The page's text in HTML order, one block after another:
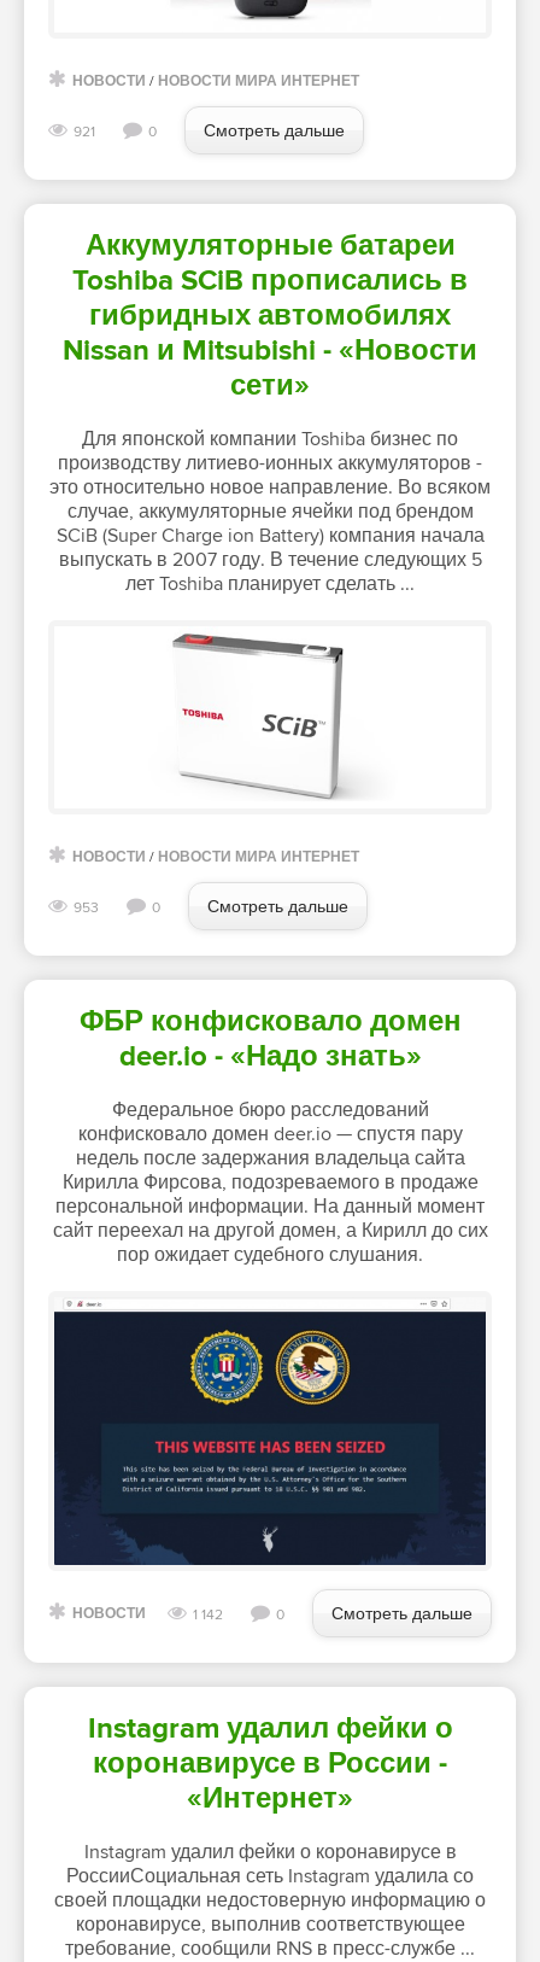
НОВОСТИ / НОВОСТИ МИРА ИНТЕРНЕТ
921 0 Смотреть дальше
Аккумуляторные батареи
Toshiba SCiB прописались в
гибридных автомобилях
Nissan и Mitsubishi - «Новости
сети»
Для японской компании Toshiba бизнес по
производству литиево-ионных аккумуляторов -
это относительно новое направление. Во всяком
случае, аккумуляторные ячейки под брендом
SCiB (Super Charge ion Battery) компания начала
выпускать в 2007 году. В течение следующих 5
лет Toshiba планирует сделать ...
НОВОСТИ / НОВОСТИ МИРА ИНТЕРНЕТ
953 0 Смотреть дальше
ФБР конфисковало домен
deer.io - «Надо знать»
Федеральное бюро расследований
конфисковало домен deer.io — спустя пару
недель после задержания владельца сайта
Кирилла Фирсова, подозреваемого в продаже
персональной информации. На данный момент
сайт переехал на другой домен, а Кирилл до сих
пор ожидает судебного слушания.
НОВОСТИ 1 142 0 Смотреть дальше
Instagram удалил фейки о
коронавирусе в России -
«Интернет»
Instagram удалил фейки о коронавирусе в
РоссииСоциальная сеть Instagram удалила со
своей площадки недостоверную информацию о
коронавирусе, выполнив соответствующее
требование, сообщили RNS в пресс-службе ...